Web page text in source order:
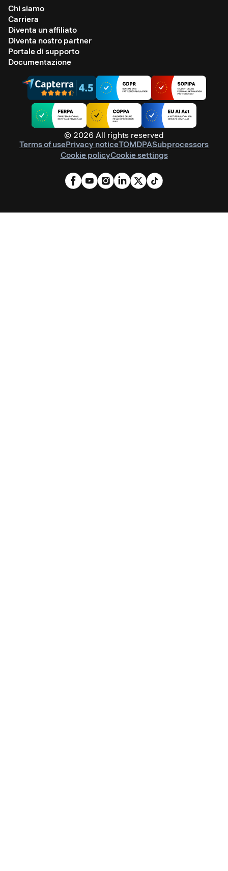
Chi siamo
Carriera
Diventa un affiliato
Diventa nostro partner
Portale di supporto
Documentazione
© 2026 All rights reserved
Terms of usePrivacy noticeTOMDPASubprocessors
Cookie policyCookie settings